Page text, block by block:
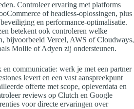
Controleer ervaring met platforms
of headless-oplossingen, plus
en performance-optimalisatie.
betekent ook controleren welke
bijvoorbeeld Vercel, AWS of Cloudways,
Mollie of Adyen zij ondersteunen.
en communicatie: werk je met een partner
levert en een vast aanspreekpunt
offerte met scope, opleverdata en
reviews op Clutch en Google
voor directe ervaringen over